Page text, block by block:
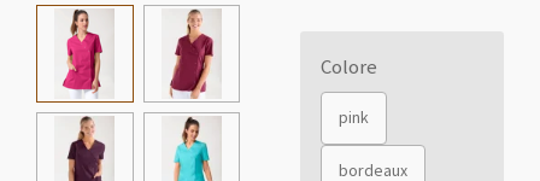
Colore
pink
bordeaux